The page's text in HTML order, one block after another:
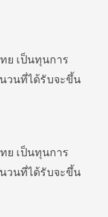
ทย เป็นทุนการ
วนที่ได้รับจะขึ้น
ทย เป็นทุนการ
วนที่ได้รับจะขึ้น